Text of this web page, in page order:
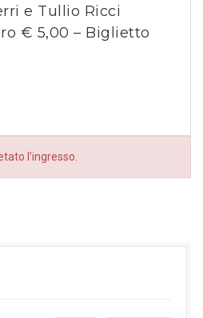
e Tullio Ricci
€ 5,00 – Biglietto
l’ingresso.